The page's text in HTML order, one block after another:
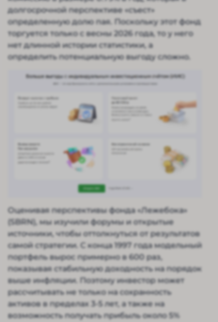
долгосрочной перспективе «съест»
определенную долю пая. Поскольку этот фонд
торгуется только с весны 2026 года, то у него
нет длинной истории статистики, а
определить потенциальную выгоду сложно.
Оценивая перспективы фонда «Лежебока»
(SBRN), мы изучили форумы и открытые
источники, чтобы оттолкнуться от результатов
самой стратегии. С конца 1997 года модельный
портфель вырос примерно в 600 раз,
показывая стабильную доходность на порядок
выше инфляции. Поэтому инвестор может
рассчитывать не только на сохранность
активов в пределах 3-5 лет, а также на
возможность получать прибыль около 5%